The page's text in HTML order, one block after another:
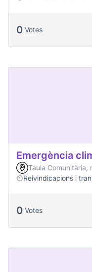
0 Votes
Emergència
Taula Comunitària,
Reivindicacions i
0 Votes